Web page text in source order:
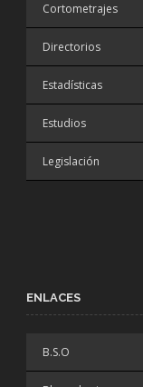
Cortometrajes
Directorios
Estadísticas
Estudios
Legislación
ENLACES
B.S.O